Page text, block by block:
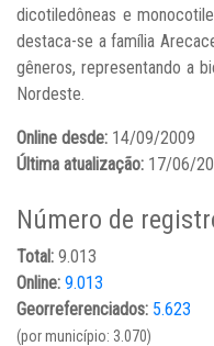
dicotiledôneas e
destaca-se a família
gêneros, representando a
Nordeste.
Online desde: 14/09/2009
Última atualização: 17/06/
Número de
Total: 9.013
Online: 9.013
Georreferenciados: 5.623
(por município: 3.070)